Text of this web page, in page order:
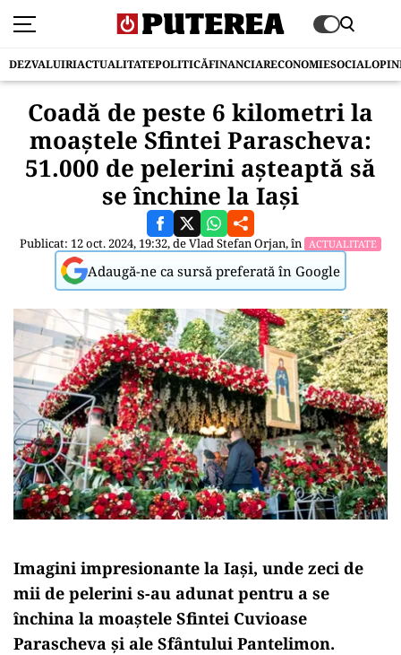
DEZVALUIRIACTUALITATEPOLITICĂFINANCIARECONOMIESOCIAL
Coadă de peste 6 kilometri la
moaștele Sfintei Parascheva:
51.000 de pelerini așteaptă să
se închine la Iași
Publicat: 12 oct. 2024, 19:32, deVlad Stefan Orjan, în ACTUALITATE
Adaugă-ne ca sursă preferată în Google
Imagini impresionante la Iași, unde zeci de
mii de pelerini s-au adunat pentru a se
închina la moaștele Sfintei Cuvioase
Parascheva și ale Sfântului Pantelimon.